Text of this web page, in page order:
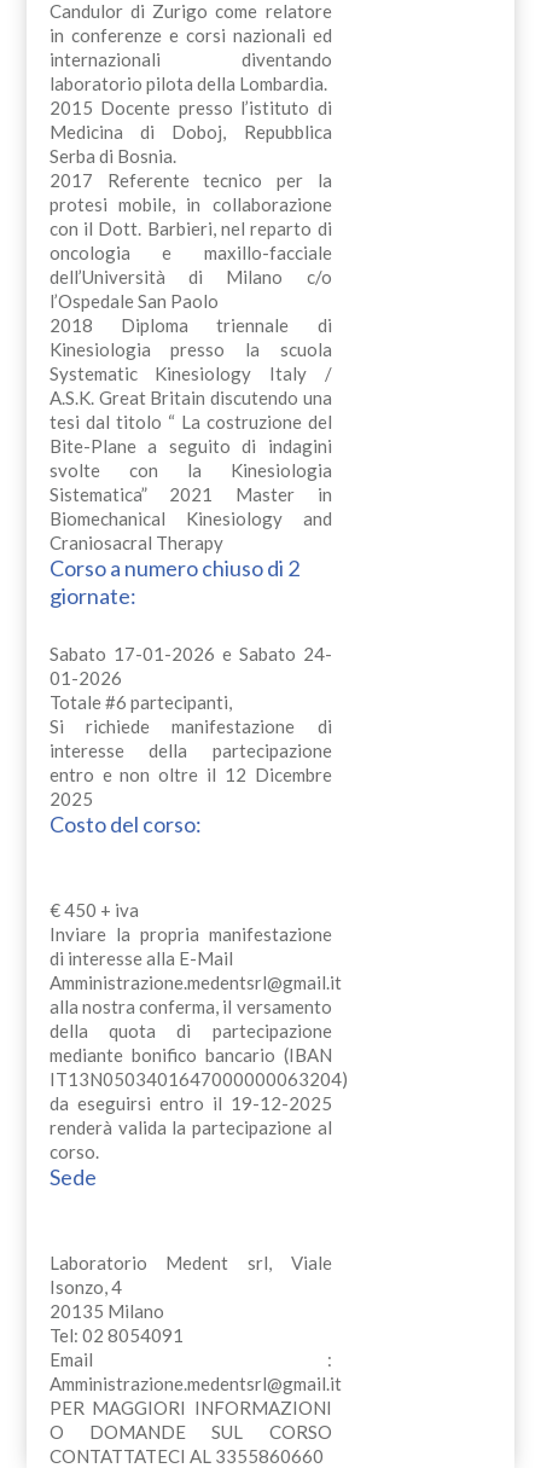
Candulor di Zurigo come relatore
in conferenze e corsi nazionali ed
internazionali diventando
laboratorio pilota della Lombardia.
2015 Docente presso l’istituto di
Medicina di Doboj, Repubblica
Serba di Bosnia.
2017 Referente tecnico per la
protesi mobile, in collaborazione
con il Dott. Barbieri, nel reparto di
oncologia e maxillo-facciale
dell’Università di Milano c/o
l’Ospedale San Paolo
2018 Diploma triennale di
Kinesiologia presso la scuola
Systematic Kinesiology Italy /
A.S.K. Great Britain discutendo una
tesi dal titolo “ La costruzione del
Bite-Plane a seguito di indagini
svolte con la Kinesiologia
Sistematica” 2021 Master in
Biomechanical Kinesiology and
Craniosacral Therapy
Corso a numero chiuso di 2
giornate:
Sabato 17-01-2026 e Sabato 24-
01-2026
Totale #6 partecipanti,
Si richiede manifestazione di
interesse della partecipazione
entro e non oltre il 12 Dicembre
2025
Costo del corso:
€ 450 + iva
Inviare la propria manifestazione
di interesse alla E-Mail
Amministrazione.medentsrl@gmail.it
alla nostra conferma, il versamento
della quota di partecipazione
mediante bonifico bancario (IBAN
IT13N0503401647000000063204)
da eseguirsi entro il 19-12-2025
renderà valida la partecipazione al
corso.
Sede
Laboratorio Medent srl, Viale
Isonzo, 4
20135 Milano
Tel: 02 8054091
Email :
Amministrazione.medentsrl@gmail.it
PER MAGGIORI INFORMAZIONI
O DOMANDE SUL CORSO
CONTATTATECI AL 3355860660